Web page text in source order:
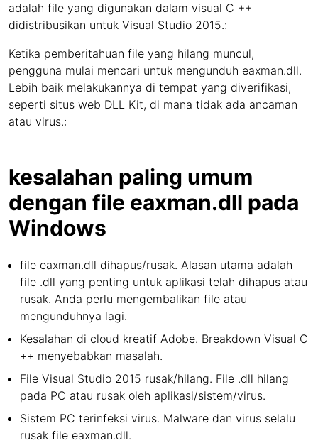
adalah file yang digunakan dalam visual C ++
didistribusikan untuk Visual Studio 2015.:
Ketika pemberitahuan file yang hilang muncul,
pengguna mulai mencari untuk mengunduh eaxman.dll.
Lebih baik melakukannya di tempat yang diverifikasi,
seperti situs web DLL Kit, di mana tidak ada ancaman
atau virus.:
kesalahan paling umum
dengan file eaxman.dll pada
Windows
file eaxman.dll dihapus/rusak. Alasan utama adalah
file .dll yang penting untuk aplikasi telah dihapus atau
rusak. Anda perlu mengembalikan file atau
mengunduhnya lagi.
Kesalahan di cloud kreatif Adobe. Breakdown Visual C
++ menyebabkan masalah.
File Visual Studio 2015 rusak/hilang. File .dll hilang
pada PC atau rusak oleh aplikasi/sistem/virus.
Sistem PC terinfeksi virus. Malware dan virus selalu
rusak file eaxman.dll.